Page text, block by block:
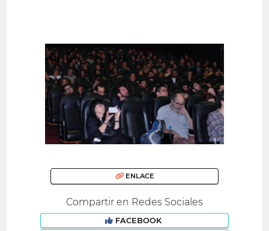
ENLACE
Compartir en Redes Sociales
FACEBOOK